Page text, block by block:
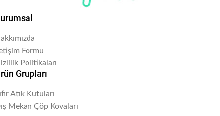
Formu
Politikaları
Grupları
Atık Kutuları
Mekan Çöp Kovaları